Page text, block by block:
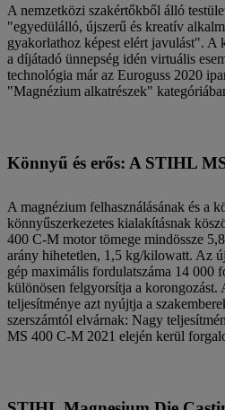
A nemzetközi szakértőkből álló
"egyedülálló, újszerű és kreatív
gyakorlathoz képest elért javulást".
a díjátadó ünnepség idén virtuális
technológia már az Euroguss 2020
"Magnézium alkatrészek"
Könnyű és erős: A STIHL
A magnézium felhasználásának és a
könnyűszerkezetes kialakításnak
400 C-M motor tömege mindössze
arány hihetetlen, 1,5 kg/kilowatt. Az
gép maximális fordulatszáma 14 000
különösen felgyorsítja a
teljesítménye azt nyújtja a
szerszámtól elvárnak: Nagy
MS 400 C-M 2021 elején kerül